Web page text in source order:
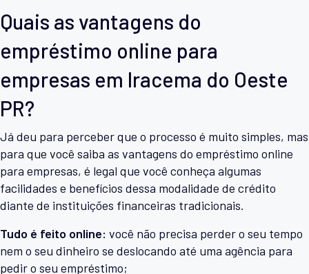
Quais as vantagens do
empréstimo online para
empresas em Iracema do Oeste
PR?
Já deu para perceber que o processo é muito simples, mas
para que você saiba as vantagens do empréstimo online
para empresas, é legal que você conheça algumas
facilidades e benefícios dessa modalidade de crédito
diante de instituições financeiras tradicionais.
Tudo é feito online: você não precisa perder o seu tempo
nem o seu dinheiro se deslocando até uma agência para
pedir o seu empréstimo;